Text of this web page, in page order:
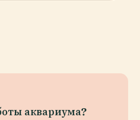
аквариума?